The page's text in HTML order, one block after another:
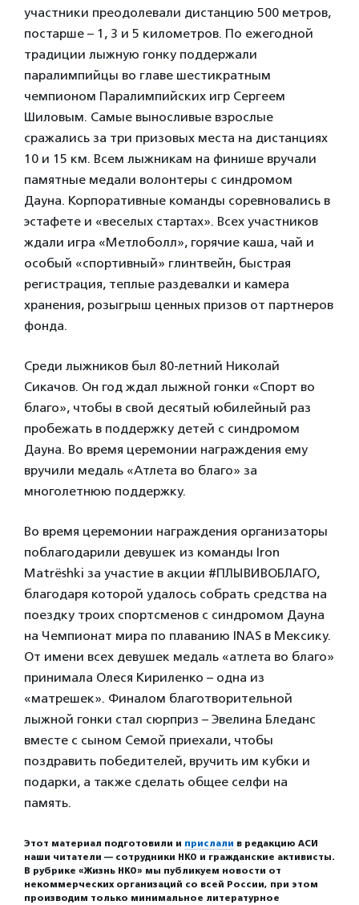
участники преодолевали дистанцию 500 метров,
постарше – 1, 3 и 5 километров. По ежегодной
традиции лыжную гонку поддержали
паралимпийцы во главе шестикратным
чемпионом Паралимпийских игр Сергеем
Шиловым. Самые выносливые взрослые
сражались за три призовых места на дистанциях
10 и 15 км. Всем лыжникам на финише вручали
памятные медали волонтеры с синдромом
Дауна. Корпоративные команды соревновались в
эстафете и «веселых стартах». Всех участников
ждали игра «Метлоболл», горячие каша, чай и
особый «спортивный» глинтвейн, быстрая
регистрация, теплые раздевалки и камера
хранения, розыгрыш ценных призов от партнеров
фонда.
Среди лыжников был 80-летний Николай
Сикачов. Он год ждал лыжной гонки «Спорт во
благо», чтобы в свой десятый юбилейный раз
пробежать в поддержку детей с синдромом
Дауна. Во время церемонии награждения ему
вручили медаль «Атлета во благо» за
многолетнюю поддержку.
Во время церемонии награждения организаторы
поблагодарили девушек из команды Iron
Matrёshki за участие в акции #ПЛЫВИВОБЛАГО,
благодаря которой удалось собрать средства на
поездку троих спортсменов с синдромом Дауна
на Чемпионат мира по плаванию INAS в Мексику.
От имени всех девушек медаль «атлета во благо»
принимала Олеся Кириленко – одна из
«матрешек». Финалом благотворительной
лыжной гонки стал сюрприз – Эвелина Бледанс
вместе с сыном Семой приехали, чтобы
поздравить победителей, вручить им кубки и
подарки, а также сделать общее селфи на
память.
Этот материал подготовили и прислали в редакцию АСИ
наши читатели — сотрудники НКО и гражданские активисты.
В рубрике «Жизнь НКО» мы публикуем новости от
некоммерческих организаций со всей России, при этом
производим только минимальное литературное